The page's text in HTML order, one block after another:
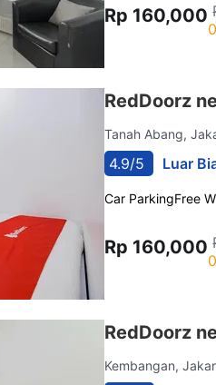
Rp 160,000
RedDoorz
Tanah Abang,
4.9/5 Luar
Car ParkingFree
Rp 160,000
RedDoorz
Kembangan,